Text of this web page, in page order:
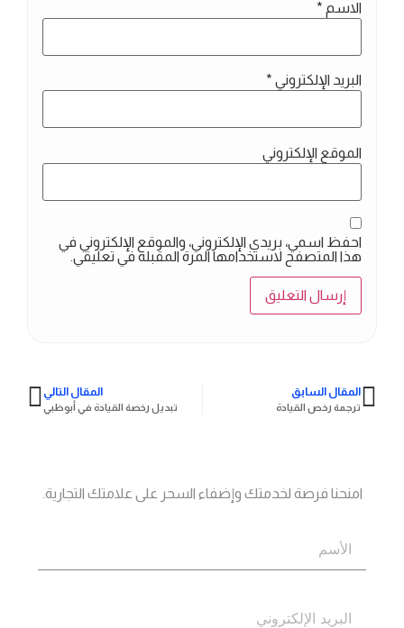
امنحنا فرصة لخدمتك وإضفاء السحر على علامتك التجارية.
الاسم *
البريد الإلكتروني *
الموقع الإلكتروني
احفظ اسمي، بريدي الإلكتروني، والموقع الإلكتروني في
هذا المتصفح لاستخدامها المرة المقبلة في تعليقي.
المقال السابق
ترجمة رخص القيادة
المقال التالي
تبديل رخصة القيادة في أبوظبي